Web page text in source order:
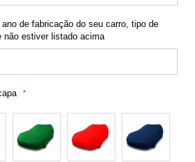
de fabricação do seu carro, tipo de
não estiver listado acima